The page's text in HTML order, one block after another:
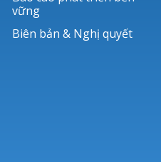
vững
Biên bản & Nghị quyết